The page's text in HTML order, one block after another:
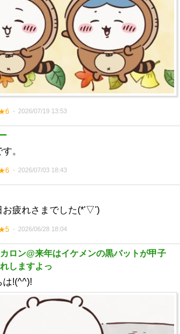
2026/07/19 13:53
。
2026/07/03 18:43
お疲れさまでした(*'▽')
2026/06/28 18:04
ロン@来年はイケメンの黒バットが甲子
しますよっ
は!(^^)!